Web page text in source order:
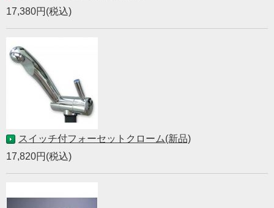
17,380円(税込)
スイッチ付フォーセットクローム(新品)
17,820円(税込)